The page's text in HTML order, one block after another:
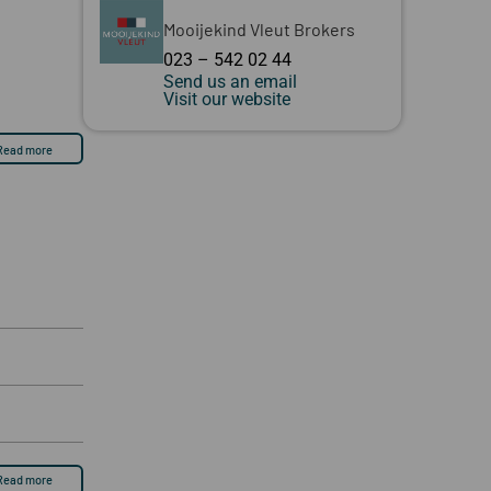
more
more
Mooijekind Vleut Brokers
023 – 542 02 44
Send us an email
Visit our website